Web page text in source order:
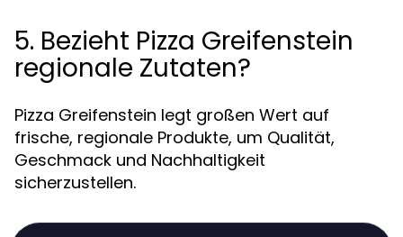
5. Bezieht Pizza Greifenstein
regionale Zutaten?
Pizza Greifenstein legt großen Wert auf
frische, regionale Produkte, um Qualität,
Geschmack und Nachhaltigkeit
sicherzustellen.